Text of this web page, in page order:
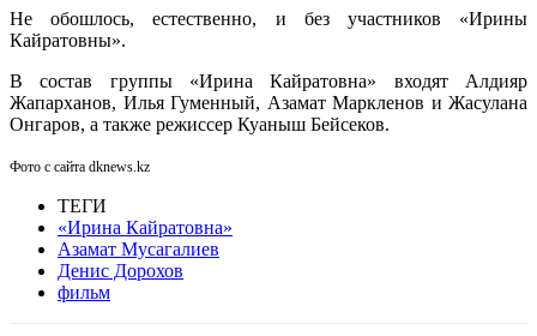
Не обошлось, естественно, и без участников «Ирины
Кайратовны».
В состав группы «Ирина Кайратовна» входят Алдияр
Жапарханов, Илья Гуменный, Азамат Маркленов и Жасулана
Онгаров, а также режиссер Куаныш Бейсеков.
Фото с сайта dknews.kz
ТЕГИ
«Ирина Кайратовна»
Азамат Мусагалиев
Денис Дорохов
фильм